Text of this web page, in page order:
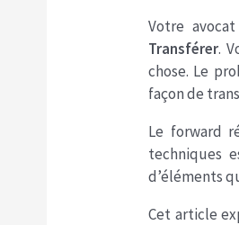
Votre
Transférer.
chose. Le
façon de
Le forward
techniques
d’éléments
Cet article